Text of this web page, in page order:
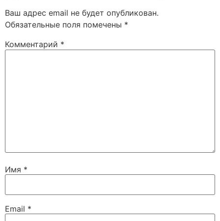
Ваш адрес email не будет опубликован.
Обязательные поля помечены *
Комментарий *
Имя *
Email *